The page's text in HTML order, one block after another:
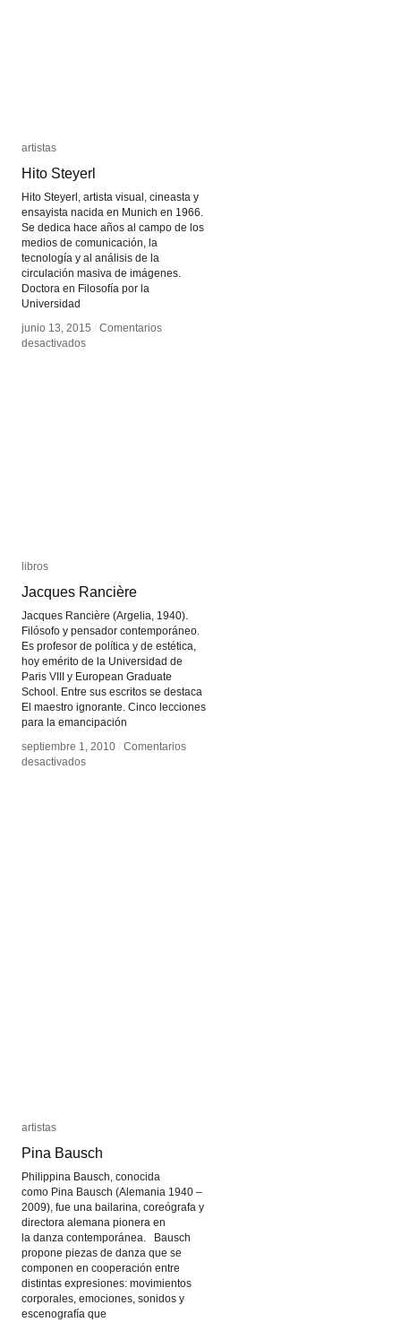
artistas
Hito Steyerl
Hito Steyerl, artista visual, cineasta y
ensayista nacida en Munich en 1966.
Se dedica hace años al campo de los
medios de comunicación, la
tecnología y al análisis de la
circulación masiva de imágenes.
Doctora en Filosofía por la
Universidad
junio 13, 2015 / Comentarios
desactivadosen
artistas
Hito Steyerl
junio 13, 2015 / Comentarios
desactivadosen
libros
Jacques Rancière
Jacques Rancière (Argelia, 1940).
Filósofo y pensador contemporáneo.
Es profesor de política y de estética,
hoy emérito de la Universidad de
Paris VIII y European Graduate
School. Entre sus escritos se destaca
El maestro ignorante. Cinco lecciones
para la emancipación
septiembre 1, 2010 / Comentarios
desactivadosen
libros
Jacques Rancière
septiembre 1, 2010 / Comentarios
desactivadosen
artistas
Pina Bausch
Philippina Bausch, conocida
como Pina Bausch (Alemania 1940 –
2009), fue una bailarina, coreógrafa y
directora alemana pionera en
la danza contemporánea. Bausch
propone piezas de danza que se
componen en cooperación entre
distintas expresiones: movimientos
corporales, emociones, sonidos y
escenografía que
artistas
Pina Bausch